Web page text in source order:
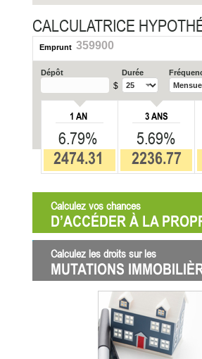
CALCULATRICE
Emprunt 359900
Dépôt
$
Durée
1 AN
6.79%
2474.31
3 ANS
5.69%
2236.77
Calculez vos chances
D’ACCÉDER À LA
Calculez les droits sur les
MUTATIONS